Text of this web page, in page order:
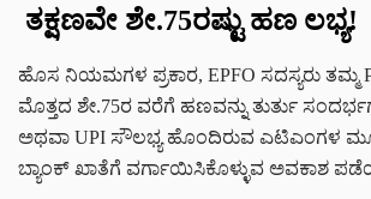
ತಕ್ಷಣವೇ ಶೇ.75ರಷ್ಟು ಹಣ ಲಭ್ಯ!
ಹೊಸ ನಿಯಮಗಳ ಪ್ರಕಾರ, EPFO ಸದಸ್ಯರು ತಮ್ಮ
ಮೊತ್ತದ ಶೇ.75ರ ವರೆಗೆ ಹಣವನ್ನು ತುರ್ತು
ಅಥವಾ UPI ಸೌಲಭ್ಯ ಹೊಂದಿರುವ ಎಟಿಎಂಗಳ
ಬ್ಯಾಂಕ್ ಖಾತೆಗೆ ವರ್ಗಾಯಿಸಿಕೊಳ್ಳುವ ಅವಕಾಶ